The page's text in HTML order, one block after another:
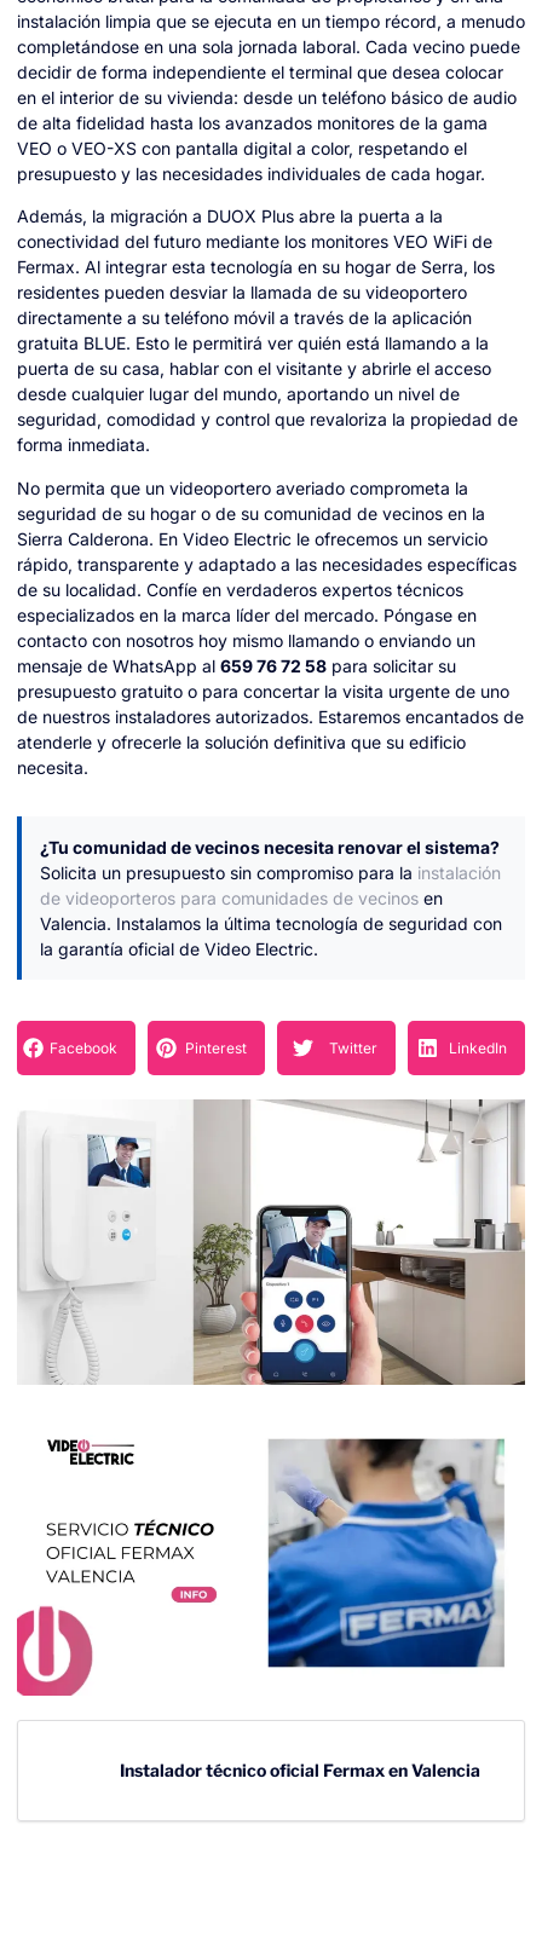
instalación limpia que se ejecuta en un tiempo récord, a menudo
completándose en una sola jornada laboral. Cada vecino puede
decidir de forma independiente el terminal que desea colocar
en el interior de su vivienda: desde un teléfono básico de audio
de alta fidelidad hasta los avanzados monitores de la gama
VEO o VEO-XS con pantalla digital a color, respetando el
presupuesto y las necesidades individuales de cada hogar.
Además, la migración a DUOX Plus abre la puerta a la
conectividad del futuro mediante los monitores VEO WiFi de
Fermax. Al integrar esta tecnología en su hogar de Serra, los
residentes pueden desviar la llamada de su videoportero
directamente a su teléfono móvil a través de la aplicación
gratuita BLUE. Esto le permitirá ver quién está llamando a la
puerta de su casa, hablar con el visitante y abrirle el acceso
desde cualquier lugar del mundo, aportando un nivel de
seguridad, comodidad y control que revaloriza la propiedad de
forma inmediata.
No permita que un videoportero averiado comprometa la
seguridad de su hogar o de su comunidad de vecinos en la
Sierra Calderona. En Video Electric le ofrecemos un servicio
rápido, transparente y adaptado a las necesidades específicas
de su localidad. Confíe en verdaderos expertos técnicos
especializados en la marca líder del mercado. Póngase en
contacto con nosotros hoy mismo llamando o enviando un
mensaje de WhatsApp al 659 76 72 58 para solicitar su
presupuesto gratuito o para concertar la visita urgente de uno
de nuestros instaladores autorizados. Estaremos encantados de
atenderle y ofrecerle la solución definitiva que su edificio
necesita.
¿Tu comunidad de vecinos necesita renovar el sistema?
Solicita un presupuesto sin compromiso para la instalación
de videoporteros para comunidades de vecinos en
Valencia. Instalamos la última tecnología de seguridad con
la garantía oficial de Video Electric.
Facebook Pinterest Twitter LinkedIn
Instalador técnico oficial Fermax en Valencia